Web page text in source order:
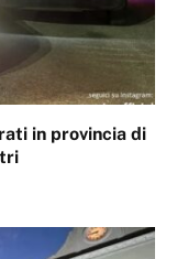
in provincia di